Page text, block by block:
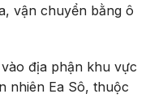
vận chuyển bằng ô
địa phận khu vực
nhiên Ea Sô, thuộc